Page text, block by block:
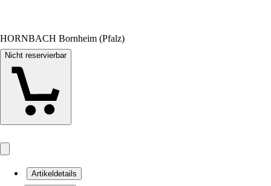
HORNBACH Bornheim (Pfalz)
Nicht reservierbar
Artikeldetails